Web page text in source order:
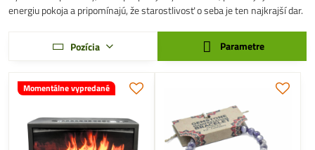
energiu pokoja a pripomínajú, že starostlivosť o seba je ten najkrajší dar.
Pozícia Parametre
Momentálne vypredané